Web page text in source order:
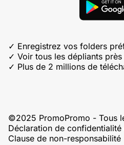
✓ Enregistrez vos folders
✓ Voir tous les dépliants
✓ Plus de 2 millions de
©2025 PromoPromo - Tous
Déclaration de
Clause de non-responsabilité